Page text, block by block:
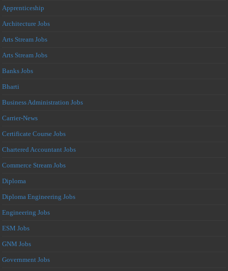
Apprenticeship
Architecture Jobs
Arts Stream Jobs
Arts Stream Jobs
Banks Jobs
Bharti
Business Administration Jobs
Carrier-News
Certificate Course Jobs
Chartered Accountant Jobs
Commerce Stream Jobs
Diploma
Diploma Engineering Jobs
Engineering Jobs
ESM Jobs
GNM Jobs
Government Jobs